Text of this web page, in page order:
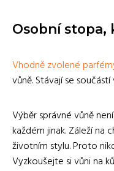
Osobní stopa,
Vhodně zvolené
vůně. Stávají se
Výběr správné vůně
každém jinak. Záleží na
životním stylu. Proto
Vyzkoušejte si vůni na